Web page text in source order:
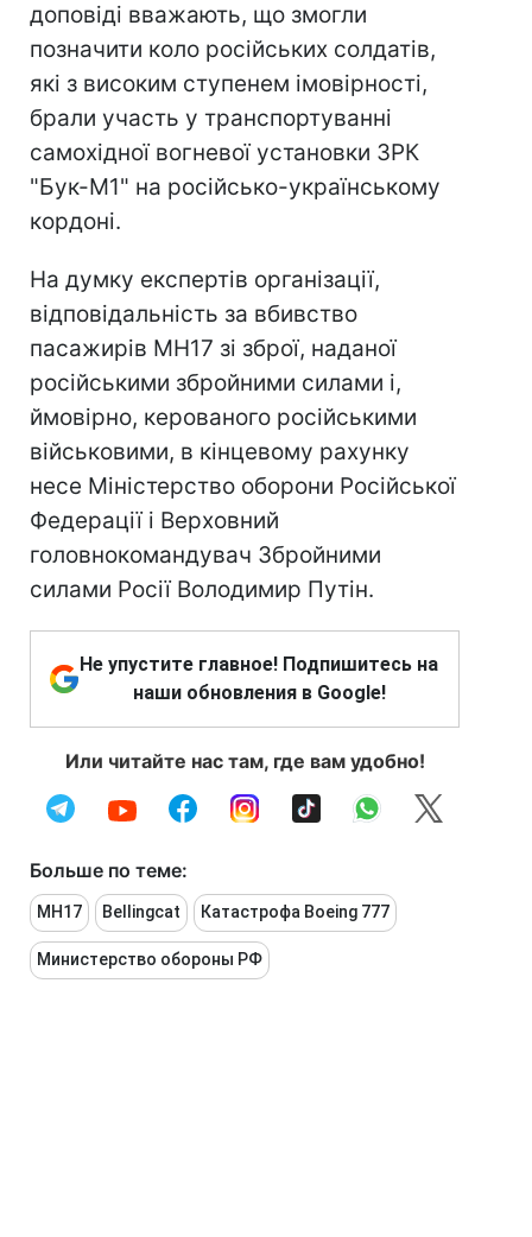
доповіді вважають, що змогли
позначити коло російських солдатів,
які з високим ступенем імовірності,
брали участь у транспортуванні
самохідної вогневої установки ЗРК
"Бук-М1" на російсько-українському
кордоні.
На думку експертів організації,
відповідальність за вбивство
пасажирів MH17 зі зброї, наданої
російськими збройними силами і,
ймовірно, керованого російськими
військовими, в кінцевому рахунку
несе Міністерство оборони Російської
Федерації і Верховний
головнокомандувач Збройними
силами Росії Володимир Путін.
Не упустите главное! Подпишитесь на
наши обновления в Google!
Или читайте нас там, где вам удобно!
Больше по теме:
MH17 Bellingcat Катастрофа Boeing 777
Министерство обороны РФ